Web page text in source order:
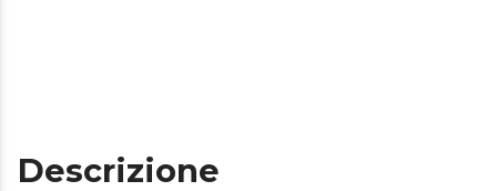
Descrizione